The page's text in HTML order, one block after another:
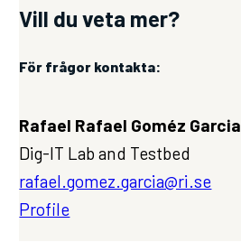
Vill du veta mer?
För frågor kontakta:
Rafael Rafael Goméz Garcia
Dig-IT Lab and Testbed
rafael.gomez.garcia@ri.se
Profile